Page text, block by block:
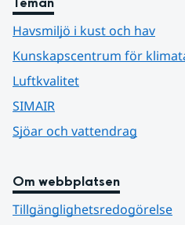
Havsmiljö i kust och hav
Kunskapscentrum för
Luftkvalitet
SIMAIR
Sjöar och vattendrag
Om webbplatsen
Tillgänglighetsredogörelse